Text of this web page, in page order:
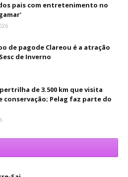
dos pais com entretenimento no
de pagode Clareou é a atração
de Inverno
de 3.500 km que visita
conservação; Pelag faz parte do